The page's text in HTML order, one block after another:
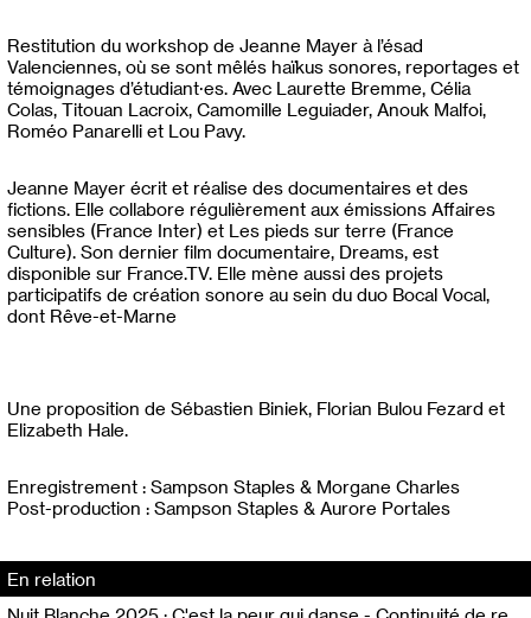
Restitution du workshop de Jeanne Mayer à l’ésad
Valenciennes, où se sont mêlés haïkus sonores, reportages et
témoignages d’étudiant·es. Avec Laurette Bremme, Célia
Colas, Titouan Lacroix, Camomille Leguiader, Anouk Malfoi,
Roméo Panarelli et Lou Pavy.
Jeanne Mayer écrit et réalise des documentaires et des
fictions. Elle collabore régulièrement aux émissions Affaires
sensibles (France Inter) et Les pieds sur terre (France
Culture). Son dernier film documentaire, Dreams, est
disponible sur France.TV. Elle mène aussi des projets
participatifs de création sonore au sein du duo Bocal Vocal,
dont Rêve-et-Marne
Une proposition de Sébastien Biniek, Florian Bulou Fezard et
Elizabeth Hale.
Enregistrement : Sampson Staples & Morgane Charles
Post-production : Sampson Staples & Aurore Portales
En relation